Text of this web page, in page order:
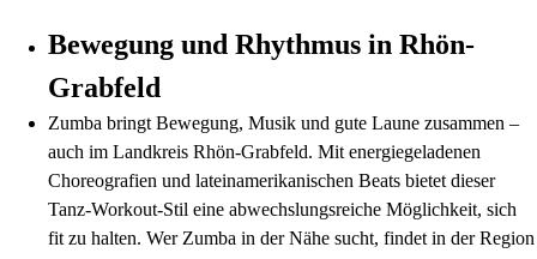
Bewegung und Rhythmus in Rhön-
Grabfeld
Zumba bringt Bewegung, Musik und gute Laune zusammen –
auch im Landkreis Rhön-Grabfeld. Mit energiegeladenen
Choreografien und lateinamerikanischen Beats bietet dieser
Tanz-Workout-Stil eine abwechslungsreiche Möglichkeit, sich
fit zu halten. Wer Zumba in der Nähe sucht, findet in der Region